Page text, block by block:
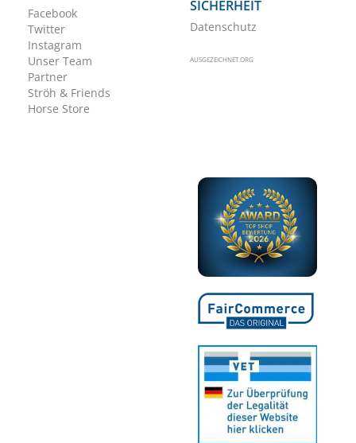
Facebook
Twitter
Instagram
Unser Team
Partner
Ströh & Friends
Horse Store
SICHERHEIT
Datenschutz
AUSGEZEICHNET.ORG